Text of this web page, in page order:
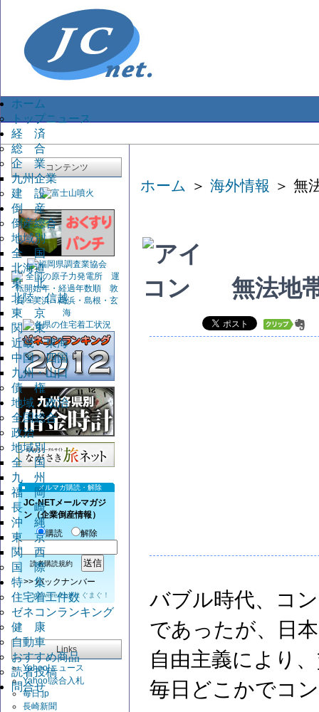
ホーム
トップニュース
経 済
総 合
企 業
九州企業
建 設
倒 産
倒産総合
地域別
全 国
北海道
東 北
北陸・信越
東 京
関 東
近畿・東海
中国・四国
九州・山口
債 権
地域・政治
全国総合
政治
地域別
全 国
九 州
福 岡
長 崎
沖 縄
東 京
関 西
国 際
特 集
住宅着工件数
ゼネコンランキング
健 康
自動車
おすすめ商品
読者投稿
問合せ
コンテンツ
メルマガ購読・解除
JC-NETメールマガジ
ン（企業倒産情報）
購読
解除
読者購読規約
>>バックナンバー
powered byまぐまぐ！
Links
Yahoo!ニュース
Yahoo!談合入札
毎日.jp
長崎新聞
ホーム ＞ 海外情報 ＞ 無
無法地
バブル時代、コ
であったが、日
自由主義により
毎日どこかでコ